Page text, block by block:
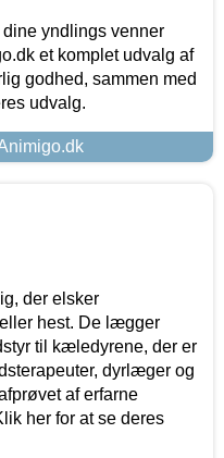
yndlings venner
et komplet udvalg af
godhed, sammen med
udvalg.
der elsker
hest. De lægger
til kæledyrene, der er
dyrlæger og
af erfarne
her for at se deres